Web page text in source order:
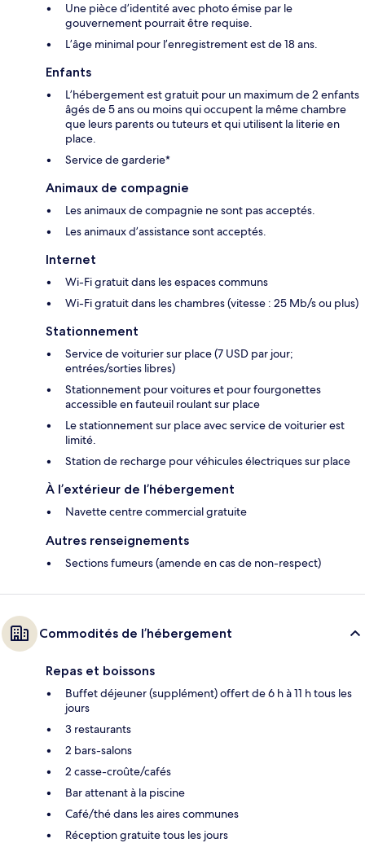
Une pièce d’identité avec photo émise par le
gouvernement pourrait être requise.
L’âge minimal pour l’enregistrement est de 18 ans.
Enfants
L’hébergement est gratuit pour un maximum de 2 enfants
âgés de 5 ans ou moins qui occupent la même chambre
que leurs parents ou tuteurs et qui utilisent la literie en
place.
Service de garderie*
Animaux de compagnie
Les animaux de compagnie ne sont pas acceptés.
Les animaux d’assistance sont acceptés.
Internet
Wi-Fi gratuit dans les espaces communs
Wi-Fi gratuit dans les chambres (vitesse : 25 Mb/s ou plus)
Stationnement
Service de voiturier sur place (7 USD par jour;
entrées/sorties libres)
Stationnement pour voitures et pour fourgonettes
accessible en fauteuil roulant sur place
Le stationnement sur place avec service de voiturier est
limité.
Station de recharge pour véhicules électriques sur place
À l’extérieur de l’hébergement
Navette centre commercial gratuite
Autres renseignements
Sections fumeurs (amende en cas de non-respect)
Commodités de l’hébergement
Repas et boissons
Buffet déjeuner (supplément) offert de 6 h à 11 h tous les
jours
3 restaurants
2 bars-salons
2 casse-croûte/cafés
Bar attenant à la piscine
Café/thé dans les aires communes
Réception gratuite tous les jours